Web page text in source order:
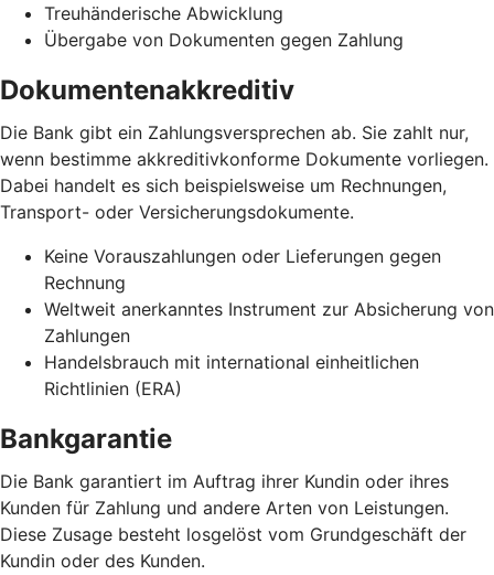
Treuhänderische Abwicklung
Übergabe von Dokumenten gegen Zahlung
Dokumentenakkreditiv
Die Bank gibt ein Zahlungsversprechen ab. Sie zahlt nur,
wenn bestimme akkreditivkonforme Dokumente vorliegen.
Dabei handelt es sich beispielsweise um Rechnungen,
Transport- oder Versicherungsdokumente.
Keine Vorauszahlungen oder Lieferungen gegen
Rechnung
Weltweit anerkanntes Instrument zur Absicherung von
Zahlungen
Handelsbrauch mit international einheitlichen
Richtlinien (ERA)
Bankgarantie
Die Bank garantiert im Auftrag ihrer Kundin oder ihres
Kunden für Zahlung und andere Arten von Leistungen.
Diese Zusage besteht losgelöst vom Grundgeschäft der
Kundin oder des Kunden.